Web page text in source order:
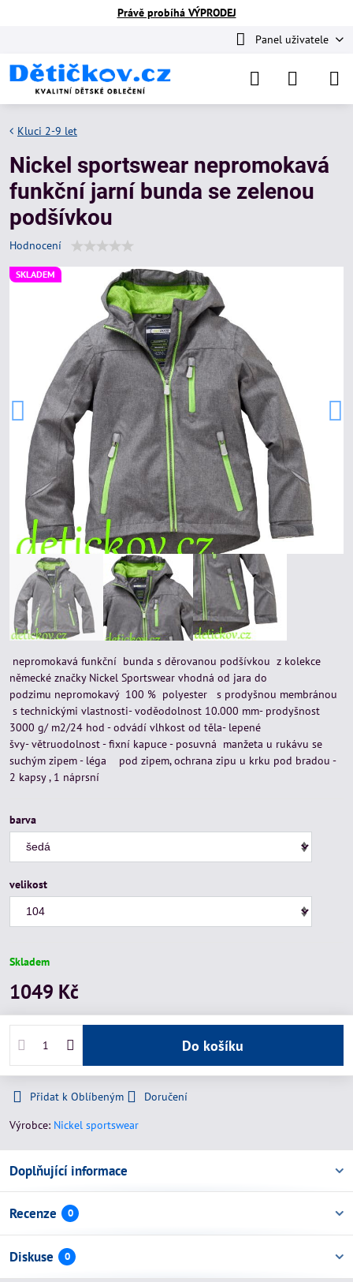
Právě probíhá VÝPRODEJ
Panel uživatele
SKLADEM
Kluci 2-9 let
Nickel sportswear nepromokavá
funkční jarní bunda se zelenou
podšívkou
Hodnocení
nepromokavá funkční bunda s děrovanou podšívkou z kolekce
německé značky Nickel Sportswear vhodná od jara do
podzimu nepromokavý 100 % polyester s prodyšnou membránou
s technickými vlastnosti- voděodolnost 10.000 mm- prodyšnost
3000 g/ m2/24 hod - odvádí vlhkost od těla- lepené
švy- větruodolnost - fixní kapuce - posuvná manžeta u rukávu se
suchým zipem - léga pod zipem, ochrana zipu u krku pod bradou -
2 kapsy , 1 náprsní
barva
velikost
Skladem
1049 Kč
Do košíku
Přidat k Oblíbeným
Doručení
Výrobce: Nickel sportswear
Doplňující informace
Recenze 0
Diskuse 0